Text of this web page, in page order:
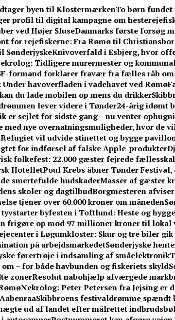
byen til KlostermærkenTo børn fundet
profil til digital kampagne om
ved Højer SluseDanmarks første forsøg
for rejefiskerne: Fra Rømø til
Knivoverfald i Esbjerg, hvor
Tidligere murermester og
formand forklarer fravær fra fælles råb
havoverfladen i vadehavet ved Rømø
du lade mobilen op mens du drikker
lever videre i Tønder24-årig idømt
er sejlet for sidste gang – nu venter
nye overnatningsmuligheder, hvor de
Refugiet vil udvide stinettet og bygge
for indførsel af falske Apple-produkter
folkefest: 22.000 gæster fejrede
HotelletPoul Krebs åbner Tønder
smertefulde hudskaderMasser af gæster
skoler og dagtilbudBorgmesteren
tjener over 60.000 kroner om måneden
byfesten i Toftlund: Heste og
frigøre op mod 97 millioner kroner til
i Løgumkloster: Skur og tre biler
på arbejdsmarkedetSønderjyske
førertrøje i indsamling af småelektronik
– for både havbunden og fiskeriets skyld
zonerResolut nabohjælp afværgede
Nekrolog: Peter Petersen fra Jejsing er
Skibbroens festivaldrømme spændt
ud af landet efter målrettet